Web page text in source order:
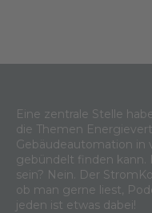
Eine zentrale Stelle
die Themen
Gebäudeautomation in
gebündelt finden kann.
sein? Nein. Der
ob man gerne liest,
jeden ist etwas dabei!